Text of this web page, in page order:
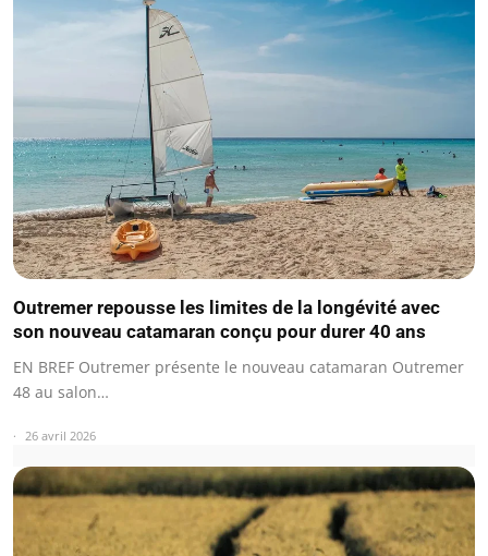
Outremer repousse les limites de la longévité avec
son nouveau catamaran conçu pour durer 40 ans
EN BREF Outremer présente le nouveau catamaran Outremer
48 au salon…
26 avril 2026